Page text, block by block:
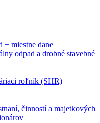
+ miestne dane
odpad a drobné stavebné
roľník (SHR)
činností a majetkových